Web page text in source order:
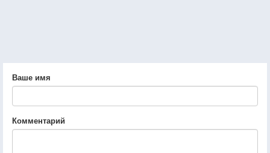
Ваше имя
Комментарий